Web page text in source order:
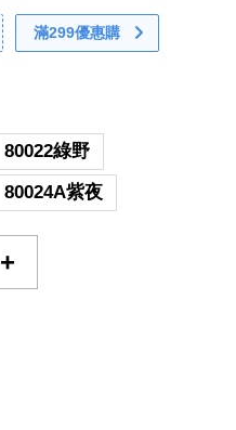
滿299優惠購
80022綠野
80024A紫夜
+